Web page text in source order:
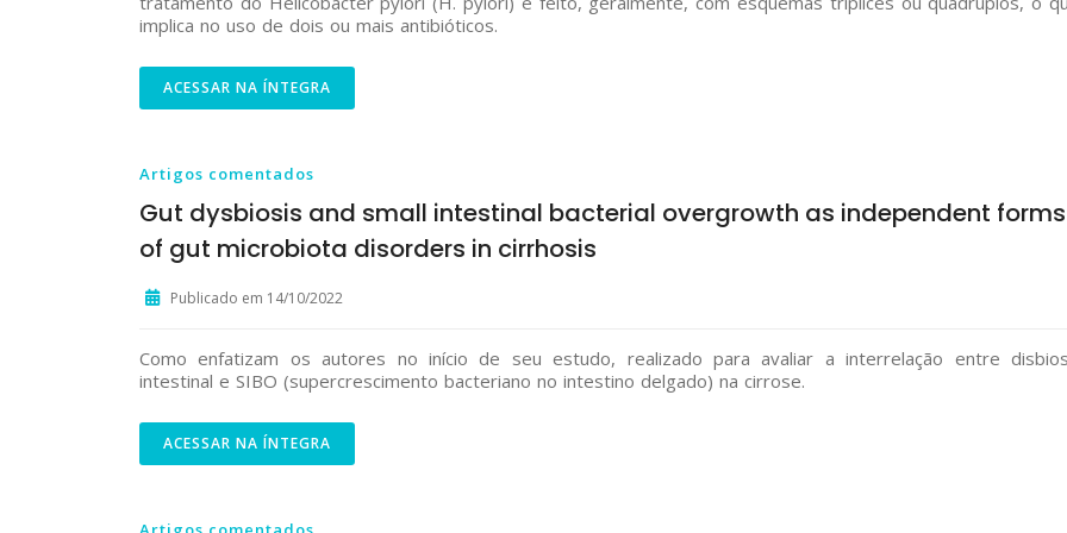
implica no uso de dois ou mais antibióticos.
ACESSAR NA ÍNTEGRA
Artigos comentados
Gut dysbiosis and small intestinal bacterial overgrowth as independent forms
of gut microbiota disorders in cirrhosis
Publicado em 14/10/2022
Como enfatizam os autores no início de seu estudo, realizado para avaliar a interrelação entre
intestinal e SIBO (supercrescimento bacteriano no intestino delgado) na cirrose.
ACESSAR NA ÍNTEGRA